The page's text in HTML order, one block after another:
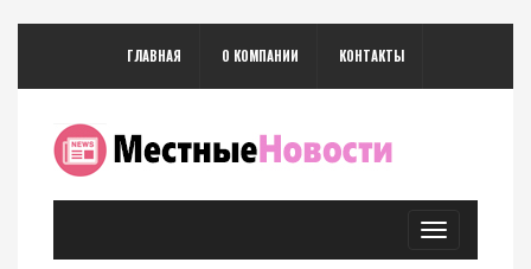
ГЛАВНАЯ О КОМПАНИИ КОНТАКТЫ
Toggle
navigation